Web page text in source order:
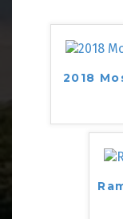
2018